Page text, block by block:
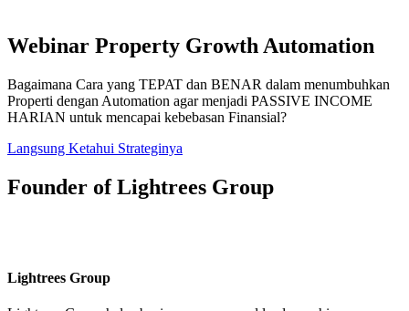
Webinar Property Growth Automation
Bagaimana Cara yang TEPAT dan BENAR dalam menumbuhkan
Properti dengan Automation agar menjadi PASSIVE INCOME
HARIAN untuk mencapai kebebasan Finansial?
Langsung Ketahui Strateginya
Founder of Lightrees Group
Lightrees Group